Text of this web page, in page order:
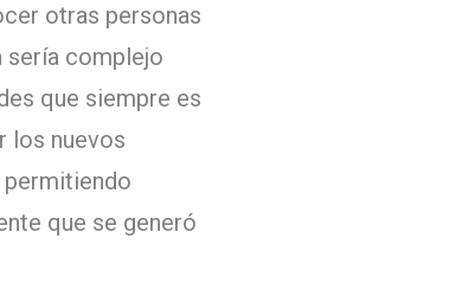
otras personas
sería complejo
que siempre es
los nuevos
permitiendo
que se generó